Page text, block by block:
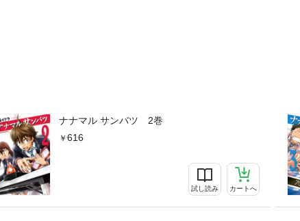
ナナマル サンバツ 2巻
616
試し読み カートへ